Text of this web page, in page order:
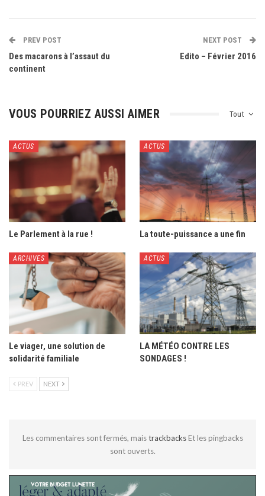
PREV POST
Des macarons à l’assaut du
continent
NEXT POST
Edito – Février 2016
Tout
VOUS POURRIEZ AUSSI AIMER
ACTUS
Le Parlement à la rue !
ACTUS
La toute-puissance a une fin
ARCHIVES
Le viager, une solution de
solidarité familiale
ACTUS
LA MÉTÉO CONTRE LES
SONDAGES !
PREV NEXT
Les commentaires sont fermés, maistrackbacks Et les pingbacks
sont ouverts.